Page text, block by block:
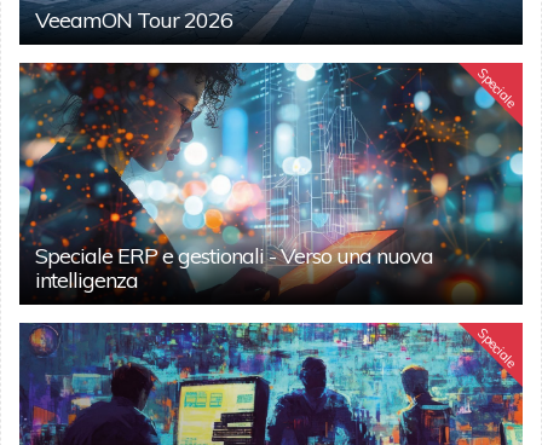
VeeamON Tour 2026
Speciale
Speciale ERP e gestionali - Verso una nuova
intelligenza
Speciale